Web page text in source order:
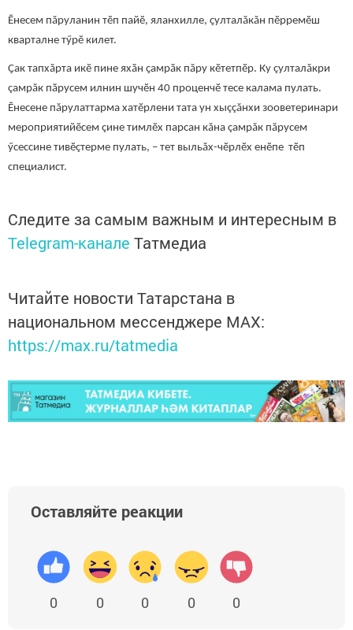
Ӗнесем пăруланин тӗп пайӗ, яланхилле, ҫулталăкăн пӗрремӗш
кварталне тӳрӗ килет.
Ҫак тапхăрта икӗ пине яхӑн ҫамрӑк пăру кӗтетпӗр. Ку çулталăкри
çамрăк пӑрусем илнин шучӗн 40 проценчӗ тесе калама пулать.
Ӗнесене пăрулаттарма хатӗрлени тата ун хыççăнхи зооветеринари
мероприятийӗсем çине тимлӗх парсан кăна çамрăк пăрусем
ӳсессине тивӗçтерме пулать, – тет выльăх-чӗрлӗх енӗпе тӗп
специалист.
Следите за самым важным и интересным в
Telegram-канале Татмедиа
Читайте новости Татарстана в
национальном мессенджере MАХ:
https://max.ru/tatmedia
Оставляйте реакции
0 0 0 0 0